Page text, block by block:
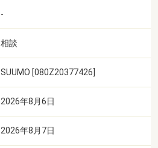
-
相談
SUUMO [080Z20377426]
2026年8月6日
2026年8月7日